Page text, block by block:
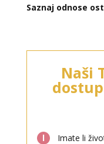
Saznaj odnose
Naši
l Imate li